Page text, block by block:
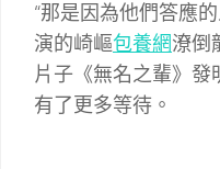
“那是因為他們答應
演的崎嶇包養網潦倒
片子《無名之輩》
有了更多等待。